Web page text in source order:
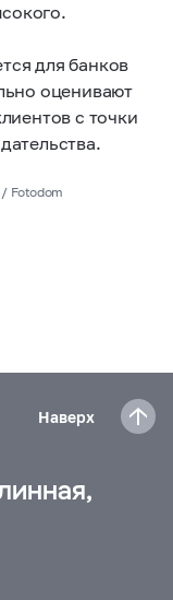
для банков
оценивают
с точки
Fotodom
Наверх